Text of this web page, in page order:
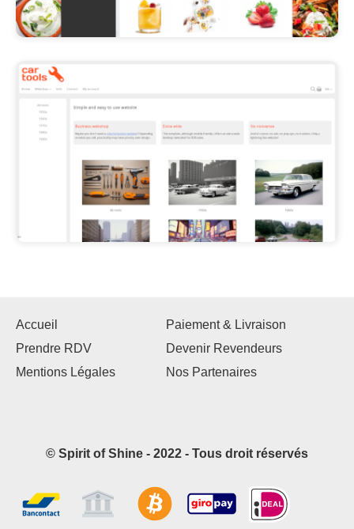
Accueil
Paiement & Livraison
Prendre RDV
Devenir Revendeurs
Mentions Légales
Nos Partenaires
© Spirit of Shine - 2022 - Tous droit réservés